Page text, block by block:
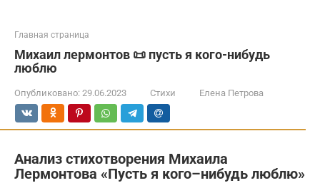
Главная страница
Михаил лермонтов 📜 пусть я кого-нибудь
люблю
Опубликовано: 29.06.2023 Стихи Елена Петрова
Анализ стихотворения Михаила
Лермонтова «Пусть я кого–нибудь люблю»